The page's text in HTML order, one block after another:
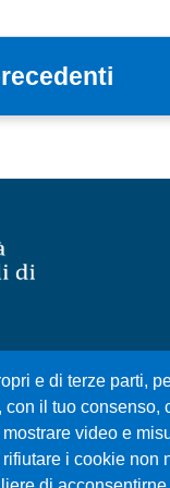
e di terze parti,
il tuo consenso,
video e
i cookie non
Messina
Messina